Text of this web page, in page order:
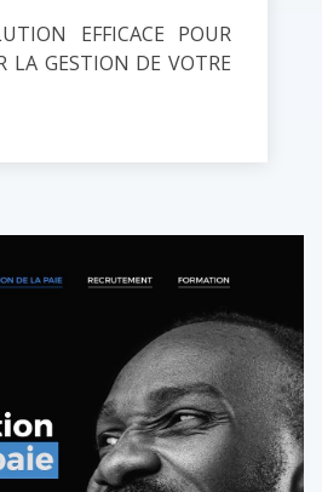
EFFICACE POUR
LA GESTION DE VOTRE